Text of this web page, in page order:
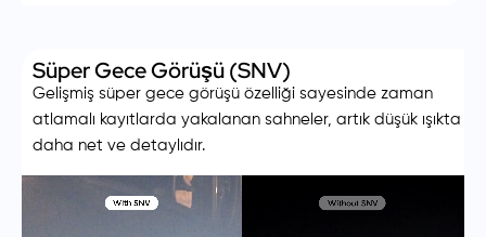
Süper Gece Görüşü (SNV)
Gelişmiş süper gece görüşü özelliği sayesinde zaman
atlamalı kayıtlarda yakalanan sahneler, artık düşük ışıkta
daha net ve detaylıdır.